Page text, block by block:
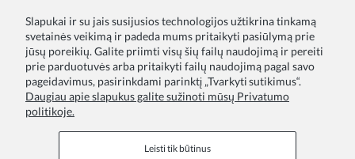
Slapukai ir su jais susijusios technologijos užtikrina tinkamą
svetainės veikimą ir padeda mums pritaikyti pasiūlymą prie
jūsų poreikių. Galite priimti visų šių failų naudojimą ir pereiti
prie parduotuvės arba pritaikyti failų naudojimą pagal savo
pageidavimus, pasirinkdami parinktį „Tvarkyti sutikimus“.
Daugiau apie slapukus galite sužinoti mūsų Privatumo
politikoje.
Leisti tik būtinus